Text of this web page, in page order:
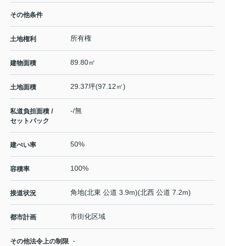
その他条件
土地権利 所有権
建物面積 89.80㎡
土地面積 29.37坪(97.12㎡)
私道負担面積 /
セットバック
-/無
建ぺい率 50%
容積率 100%
接道状況 角地(北東 公道 3.9m)(北西 公道 7.2m)
都市計画 市街化区域
その他法令上の制限 -